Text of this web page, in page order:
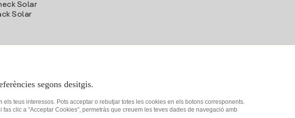
Solar
Solar
segons desitgis.
teus interessos. Pots acceptar o rebutjar totes les cookies en els botons corresponents.
clic a "Acceptar Cookies", permetràs que creuem les teves dades de navegació amb